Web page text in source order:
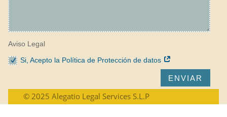
Aviso Legal
Si, Acepto la Política de Protección de datos
ENVIAR
© 2025 Alegatio Legal Services S.L.P